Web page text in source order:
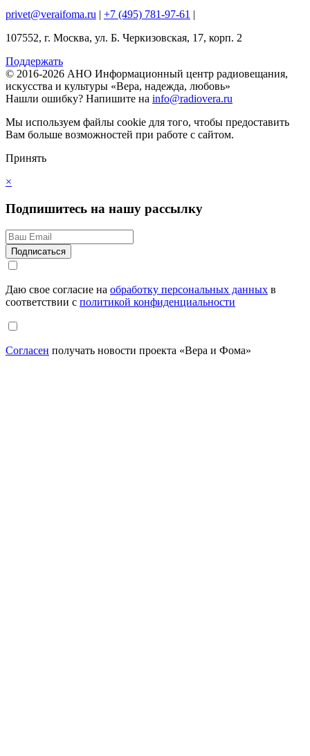
privet@veraifoma.ru +7 (495) 781-97-61
107552, г. Москва, ул. Б. Черкизовская, 17, корп. 2
Поддержать
© 2016-2026 АНО Информационный центр радиовещания,
искусства и культуры «Вера, надежда, любовь»
Нашли ошибку? Напишите на info@radiovera.ru
Мы используем файлы cookie для того, чтобы предоставить
Вам больше возможностей при работе с сайтом.
Принять
×
Подпишитесь на нашу рассылку
Даю свое согласие на обработку персональных данных в
соответствии с политикой конфиденциальности
Согласен получать новости проекта «Вера и Фома»